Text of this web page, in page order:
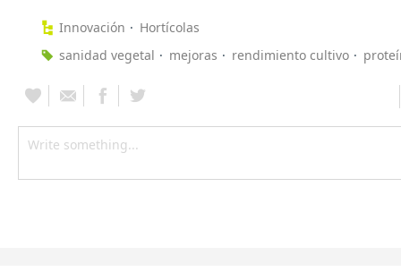
Innovación
Hortícolas
sanidad vegetal
mejoras rendimiento cultivo